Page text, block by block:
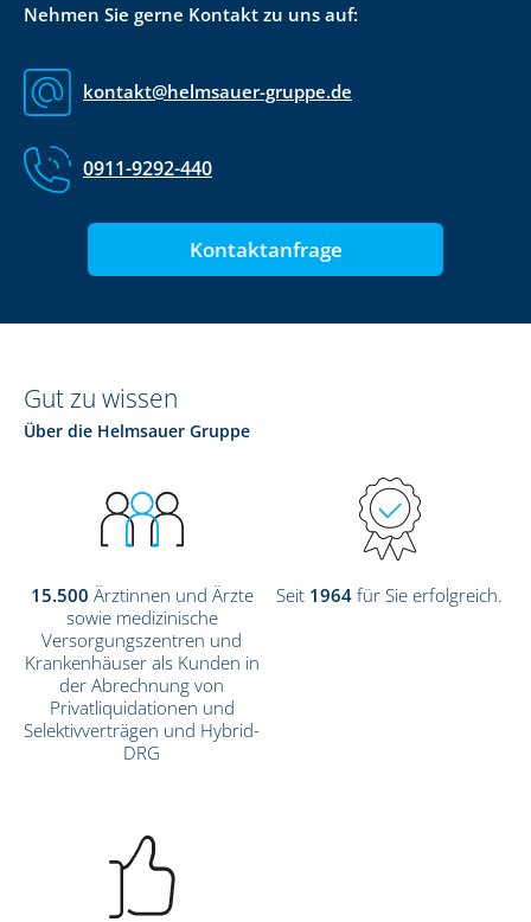
Nehmen Sie gerne Kontakt zu uns auf:
kontakt@helmsauer-gruppe.de
0911-9292-440
Kontaktanfrage
Gut zu wissen
Über die Helmsauer Gruppe
15.500 Ärztinnen und Ärzte
sowie medizinische
Versorgungszentren und
Krankenhäuser als Kunden in
der Abrechnung von
Privatliquidationen und
Selektivverträgen und Hybrid-
DRG
Seit 1964 für Sie erfolgreich.